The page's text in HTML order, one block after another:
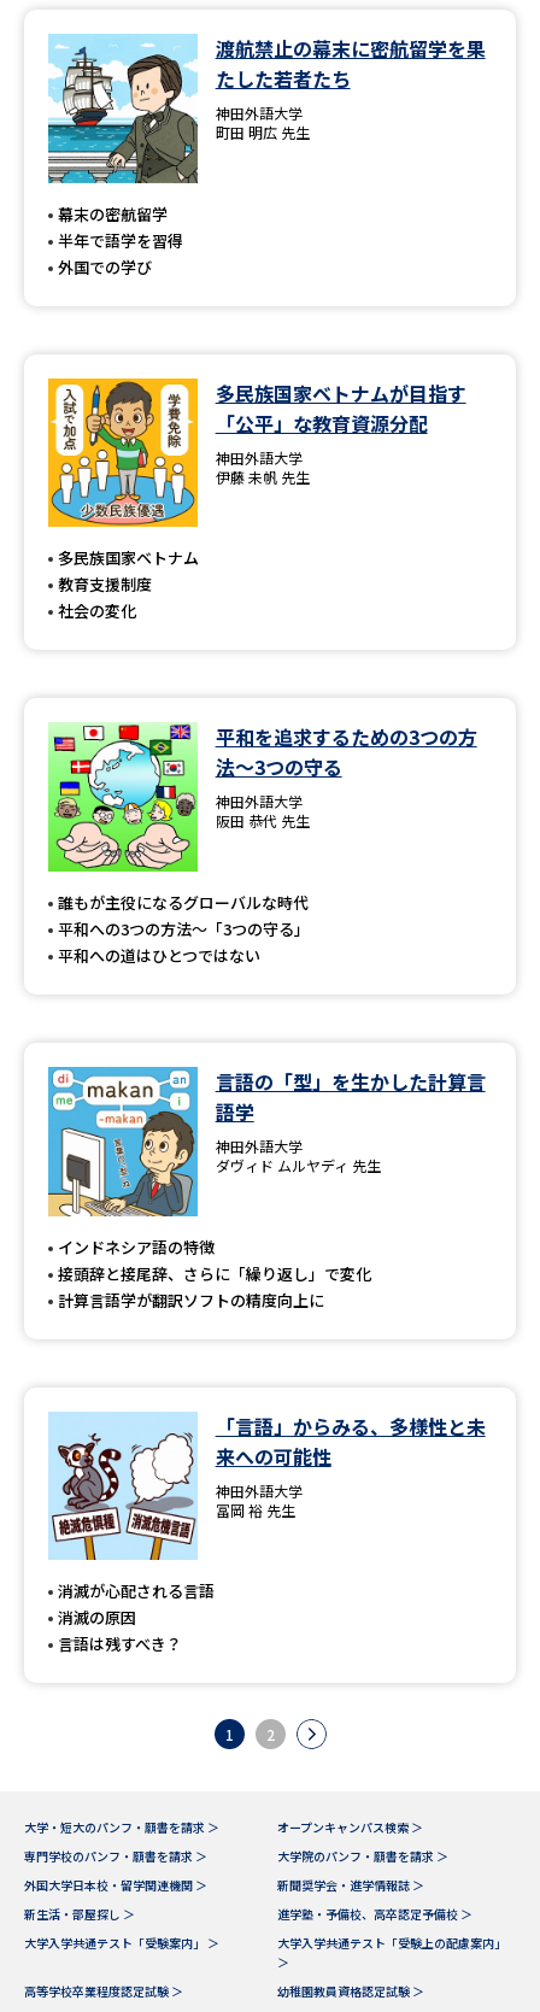
渡航禁止の幕末に密航留学を果
たした若者たち
神田外語大学
町田 明広 先生
幕末の密航留学
半年で語学を習得
外国での学び
多民族国家ベトナムが目指す
「公平」な教育資源分配
神田外語大学
伊藤 未帆 先生
多民族国家ベトナム
教育支援制度
社会の変化
平和を追求するための3つの方
法〜3つの守る
神田外語大学
阪田 恭代 先生
誰もが主役になるグローバルな時代
平和への3つの方法〜「3つの守る」
平和への道はひとつではない
言語の「型」を生かした計算言
語学
神田外語大学
ダヴィド ムルヤディ 先生
インドネシア語の特徴
接頭辞と接尾辞、さらに「繰り返し」で変化
計算言語学が翻訳ソフトの精度向上に
「言語」からみる、多様性と未
来への可能性
神田外語大学
冨岡 裕 先生
消滅が心配される言語
消滅の原因
言語は残すべき？
1 2
大学・短大のパンフ・願書を請求 ＞
オープンキャンパス検索 ＞
専門学校のパンフ・願書を請求 ＞
大学院のパンフ・願書を請求 ＞
外国大学日本校・留学関連機関 ＞
新聞奨学会・進学情報誌 ＞
新生活・部屋探し ＞
進学塾・予備校、高卒認定予備校 ＞
大学入学共通テスト「受験案内」 ＞
大学入学共通テスト「受験上の配慮案内」
＞
高等学校卒業程度認定試験 ＞
幼稚園教員資格認定試験 ＞